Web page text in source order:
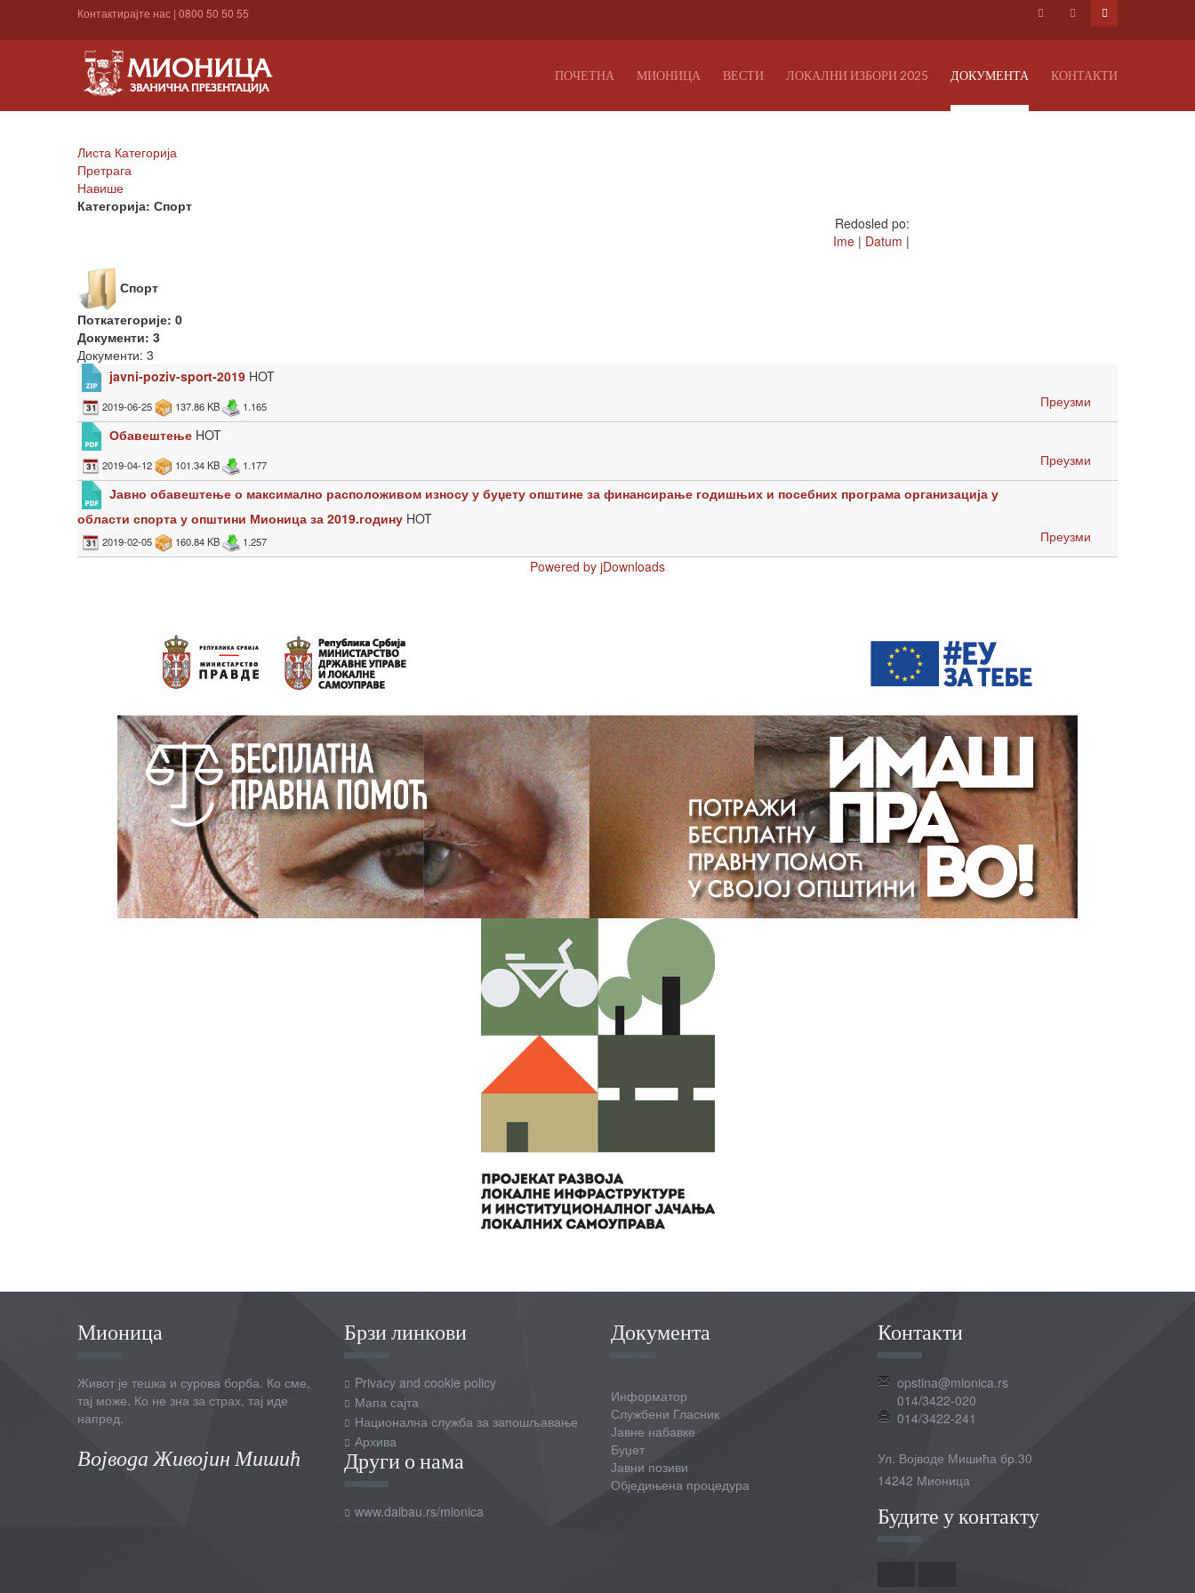
Контактирајте нас | 0800 50 50 55
ПОЧЕТНА МИОНИЦА ВЕСТИ ЛОКАЛНИ ИЗБОРИ 2025 ДОКУМЕНТА КОНТАКТИ
Листа Категорија
Претрага
Навише
Категорија: Спорт
Redosled po:
Ime | Datum |
Спорт
Поткатегорије: 0
Документи: 3
Документи: 3
javni-poziv-sport-2019 HOT
2019-06-25 137.86 KB 1.165
Преузми
Обавештење HOT
2019-04-12 101.34 KB 1.177
Преузми
Јавно обавештење о максимално расположивом износу у буџету општине за финансирање годишњих и посебних програма организација у
области спорта у општини Мионица за 2019.годину HOT
2019-02-05 160.84 KB 1.257
Преузми
Powered by jDownloads
Мионица
Живот је тешка и сурова борба. Ко сме,
тај може. Ко не зна за страх, тај иде
напред.
Војвода Живојин Мишић
Брзи линкови
Privacy and cookie policy
Мапа сајта
Национална служба за запошљавање
Архива
Други о нама
www.daibau.rs/mionica
Документа
Информатор
Службени Гласник
Јавне набавке
Буџет
Јавни позиви
Обједињена процедура
Контакти
opstina@mionica.rs
014/3422-020
014/3422-241
Ул. Војводе Мишића бр.30
14242 Мионица
Будите у контакту